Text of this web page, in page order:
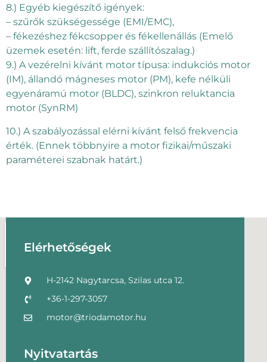
8.) Egyéb kiegészítő igények:
– szűrők szükségessége (EMI/EMC),
– fékezéshez fékcsopper és fékellenállás (Emelő
üzemek esetén: lift, ferde szállítószalag.)
9.) A vezérelni kívánt motor típusa: indukciós motor
(IM), állandó mágneses motor (PM), kefe nélküli
egyenáramú motor (BLDC), szinkron reluktancia
motor (SynRM)
10.) A szabályozással elérni kívánt felső frekvencia
érték. (Ennek többnyire a motor fizikai/műszaki
paraméterei szabnak határt.)
Elérhetőségek
H-2142 Nagytarcsa, Szilas utca 12.
+36-1-297-3057
motor@triodamotor.hu
Nyitvatartás